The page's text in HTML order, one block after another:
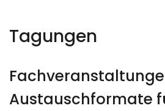
Tagungen
Austauschformate